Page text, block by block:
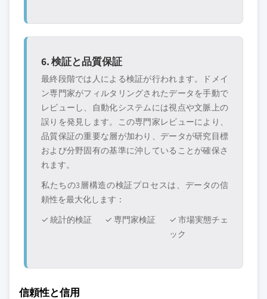
6. 検証と品質保証
最終段階では人による検証が行われます。ドメイ
ン専門家がフィルタリングされたデータを手動で
レビューし、自動化システムには視点や文脈上の
誤りを発見します。この専門家レビューにより、
品質保証の重要な層が加わり、データが研究目標
および分野固有の基準に沖していることが確保さ
れます。
私たちの3層構造の検証プロセスは、データの信
頼性を最大化します：
✓ 統計的検証
✓ 専門家検証
✓ 市場実態チェ
ック
信頼性と信用